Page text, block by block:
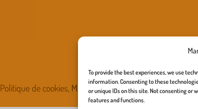
To provide the best experiences, we use
information. Consenting to these
or unique IDs on this site. Not consenting
features and functions.
Politique de cookies, Mentions légale – site :richard